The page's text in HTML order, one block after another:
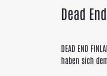
Dead
DEAD END
haben sich